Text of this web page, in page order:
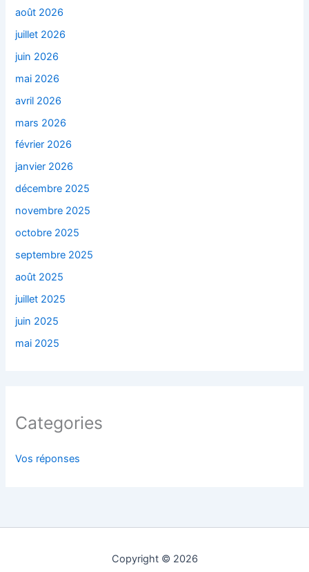
août 2026
juillet 2026
juin 2026
mai 2026
avril 2026
mars 2026
février 2026
janvier 2026
décembre 2025
novembre 2025
octobre 2025
septembre 2025
août 2025
juillet 2025
juin 2025
mai 2025
Categories
Vos réponses
Copyright © 2026